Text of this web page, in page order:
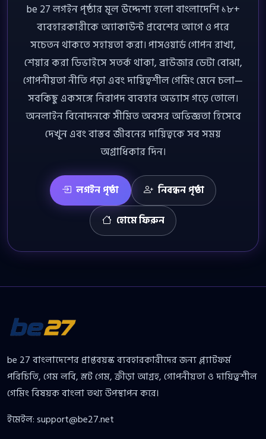
be 27 লগইন পৃষ্ঠার মূল উদ্দেশ্য হলো বাংলাদেশি ১৮+
ব্যবহারকারীকে অ্যাকাউন্ট প্রবেশের আগে ও পরে
সচেতন থাকতে সহায়তা করা। পাসওয়ার্ড গোপন রাখা,
শেয়ার করা ডিভাইসে সতর্ক থাকা, ব্রাউজার ডেটা বোঝা,
গোপনীয়তা নীতি পড়া এবং দায়িত্বশীল গেমিং মেনে চলা—
সবকিছু একসঙ্গে নিরাপদ ব্যবহার অভ্যাস গড়ে তোলে।
অনলাইন বিনোদনকে সীমিত অবসর অভিজ্ঞতা হিসেবে
দেখুন এবং বাস্তব জীবনের দায়িত্বকে সব সময়
অগ্রাধিকার দিন।
লগইন পৃষ্ঠা
নিবন্ধন পৃষ্ঠা
হোমে ফিরুন
be 27 বাংলাদেশের প্রাপ্তবয়স্ক ব্যবহারকারীদের জন্য প্ল্যাটফর্ম
পরিচিতি, গেম লবি, স্লট গেম, ক্রীড়া আগ্রহ, গোপনীয়তা ও দায়িত্বশীল
গেমিং বিষয়ক বাংলা তথ্য উপস্থাপন করে।
ইমেইল:support@be27.net